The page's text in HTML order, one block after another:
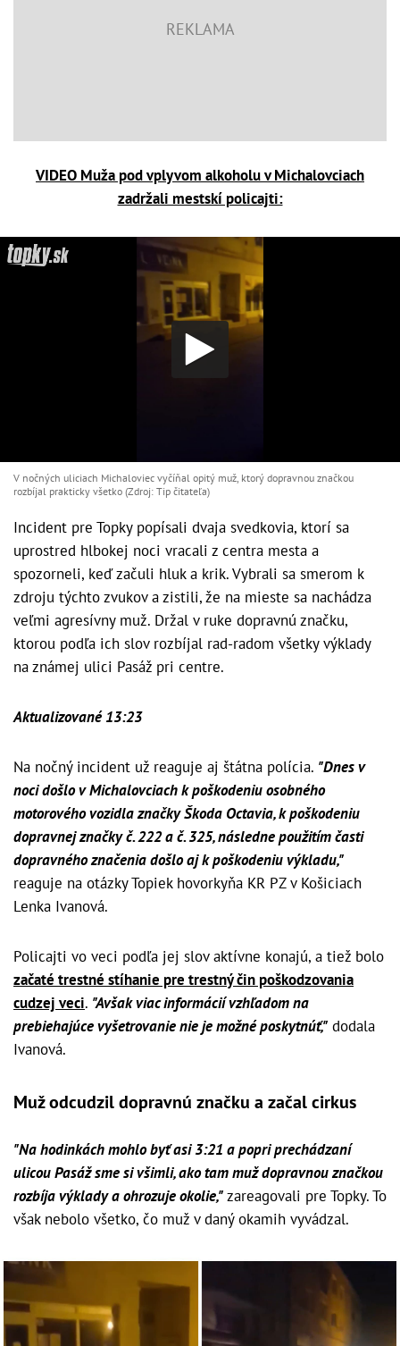
VIDEO Muža pod vplyvom alkoholu v Michalovciach
zadržali mestskí policajti:
V nočných uliciach Michaloviec vyčíňal opitý muž, ktorý dopravnou značkou
rozbíjal prakticky všetko (Zdroj: Tip čitateľa)
Incident pre Topky popísali dvaja svedkovia, ktorí sa
uprostred hlbokej noci vracali z centra mesta a
spozorneli, keď začuli hluk a krik. Vybrali sa smerom k
zdroju týchto zvukov a zistili, že na mieste sa nachádza
veľmi agresívny muž. Držal v ruke dopravnú značku,
ktorou podľa ich slov rozbíjal rad-radom všetky výklady
na známej ulici Pasáž pri centre.
Aktualizované 13:23
Na nočný incident už reaguje aj štátna polícia. "Dnes v
noci došlo v Michalovciach k poškodeniu osobného
motorového vozidla značky Škoda Octavia, k poškodeniu
dopravnej značky č. 222 a č. 325, následne použitím časti
dopravného značenia došlo aj k poškodeniu výkladu,"
reaguje na otázky Topiek hovorkyňa KR PZ v Košiciach
Lenka Ivanová.
Policajti vo veci podľa jej slov aktívne konajú, a tiež bolo
začaté trestné stíhanie pre trestný čin poškodzovania
cudzej veci. "Avšak viac informácií vzhľadom na
prebiehajúce vyšetrovanie nie je možné poskytnúť," dodala
Ivanová.
Muž odcudzil dopravnú značku a začal cirkus
"Na hodinkách mohlo byť asi 3:21 a popri prechádzaní
ulicou Pasáž sme si všimli, ako tam muž dopravnou značkou
rozbíja výklady a ohrozuje okolie,"zareagovali pre Topky. To
však nebolo všetko, čo muž v daný okamih vyvádzal.